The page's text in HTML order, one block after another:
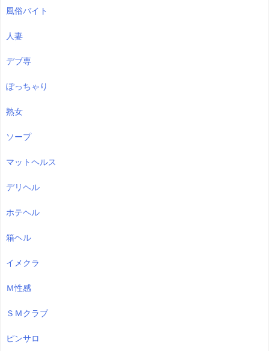
風俗バイト
人妻
デブ専
ぽっちゃり
熟女
ソープ
マットヘルス
デリヘル
ホテヘル
箱ヘル
イメクラ
Ｍ性感
ＳＭクラブ
ピンサロ